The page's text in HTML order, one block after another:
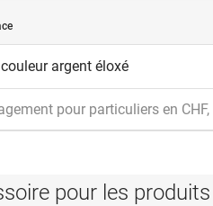
argent éloxé
pour particuliers en CHF,
pour les